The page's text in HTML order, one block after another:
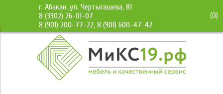
г. Абакан, ул. Чертыгашева, 81
8 (3902) 26-01-07
8 (901) 200-77-22, 8 (901) 600-47-42
(0)